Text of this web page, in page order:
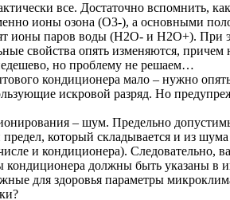
все. Достаточно вспомнить,
ионы озона (О3-), а основными
паров воды (H2O- и H2O+). При
свойства опять изменяются,
но проблему не решаем…
кондиционера мало – нужно
искровой разряд. Но
– шум. Предельно
который складывается и из
и кондиционера). Следовательно,
должны быть указаны в
для здоровья параметры